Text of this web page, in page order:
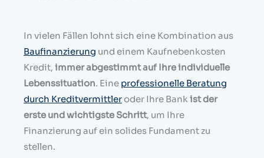
In vielen Fällen lohnt sich eine Kombination aus
Baufinanzierung und einem Kaufnebenkosten
Kredit, immer abgestimmt auf Ihre individuelle
Lebenssituation. Eine professionelle Beratung
durch Kreditvermittler oder Ihre Bank ist der
erste und wichtigste Schritt, um Ihre
Finanzierung auf ein solides Fundament zu
stellen.